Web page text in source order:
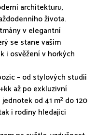
architekturu,
života.
v elegantní
se stane vaším
i osvěžení v horkých
– od stylových studií
až po exkluzivní
od 41 m² do 120
i rodiny hledající